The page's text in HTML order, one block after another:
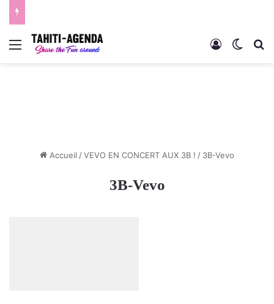
Menu Connexion
Accueil /VEVO EN CONCERT AUX 3B ! / 3B-Vevo
3B-Vevo